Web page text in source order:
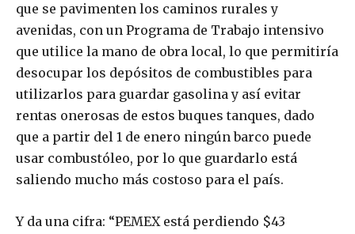
que se pavimenten los caminos rurales y
avenidas, con un Programa de Trabajo intensivo
que utilice la mano de obra local, lo que permitiría
desocupar los depósitos de combustibles para
utilizarlos para guardar gasolina y así evitar
rentas onerosas de estos buques tanques, dado
que a partir del 1 de enero ningún barco puede
usar combustóleo, por lo que guardarlo está
saliendo mucho más costoso para el país.
Y da una cifra: “PEMEX está perdiendo $43